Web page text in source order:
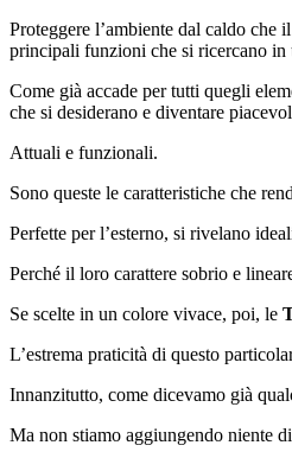
Proteggere l’ambiente dal caldo
principali funzioni che si ricercano in
Come già accade per tutti quegli
che si desiderano e diventare
Attuali e funzionali.
Sono queste le caratteristiche che
Perfette per l’esterno, si rivelano
Perché il loro carattere sobrio e
Se scelte in un colore vivace, poi, le
L’estrema praticità di questo
Innanzitutto, come dicevamo già
Ma non stiamo aggiungendo niente